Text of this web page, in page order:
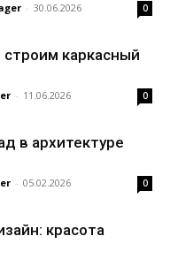
- 30.06.2026 0
каркасный
- 11.06.2026 0
в архитектуре
- 05.02.2026 0
красота